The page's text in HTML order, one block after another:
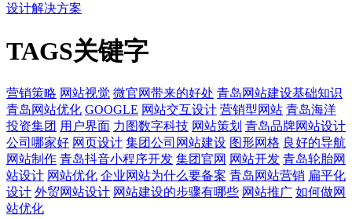
设计解决方案
TAGS关键字
营销策略 网站视觉 微官网带来的好处 青岛网站建设基础知识
青岛网站优化 GOOGLE 网站交互设计 营销型网站 青岛海洋
投资集团 用户界面 力图数字科技 网站策划 青岛品牌网站设计
公司哪家好 网页设计 集团公司网站建设 图形网格 良好的导航
网站制作 青岛抖音小程序开发 集团官网 网站开发 青岛轮胎网
站设计 网站优化 企业网站为什么要备案 青岛网站营销 扁平化
设计 外贸网站设计 网站建设的步骤有哪些 网站推广 如何做网
站优化